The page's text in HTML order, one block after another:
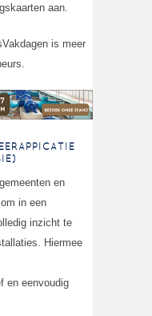
aan.
is meer
en
in een
inzicht te
Hiermee
en eenvoudig